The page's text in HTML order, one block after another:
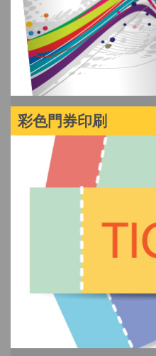
彩色門券印刷